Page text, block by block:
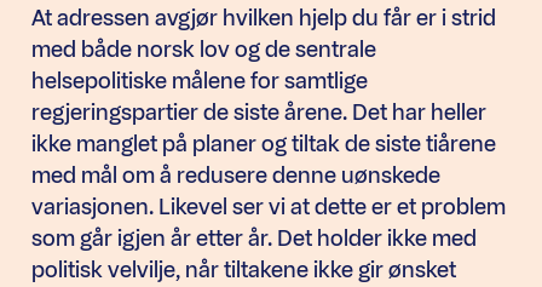
At adressen avgjør hvilken hjelp du får er i strid
med både norsk lov og de sentrale
helsepolitiske målene for samtlige
regjeringspartier de siste årene. Det har heller
ikke manglet på planer og tiltak de siste tiårene
med mål om å redusere denne uønskede
variasjonen. Likevel ser vi at dette er et problem
som går igjen år etter år. Det holder ikke med
politisk velvilje, når tiltakene ikke gir ønsket